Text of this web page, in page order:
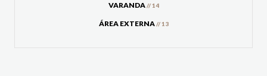
VARANDA// 14
ÁREA EXTERNA// 13